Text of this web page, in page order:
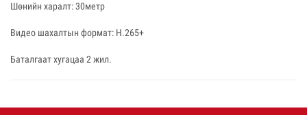
Шөнийн харалт: 30метр
Видео шахалтын формат: H.265+
Баталгаат хугацаа 2 жил.